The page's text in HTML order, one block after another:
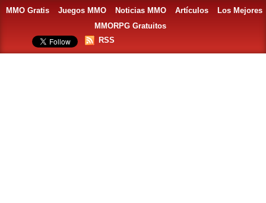
MMO Gratis Juegos MMO Noticias MMO Artículos
Los Mejores
MMORPG Gratuitos
RSS